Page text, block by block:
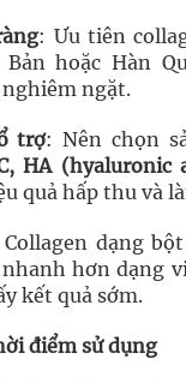
: Ưu tiên
Bản hoặc Hàn
ngặt.
trợ: Nên chọn
HA (hyaluronic
quả hấp thu và
dạng
hơn dạng
kết quả sớm.
điểm sử dụng